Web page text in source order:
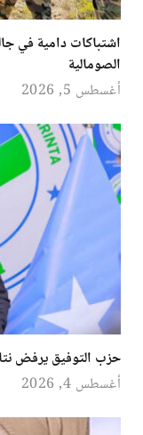
اشتباكات دامية في
الصومالية
أغسطس 5, 2026
حزب التوفيق يرفض
أغسطس 4, 2026